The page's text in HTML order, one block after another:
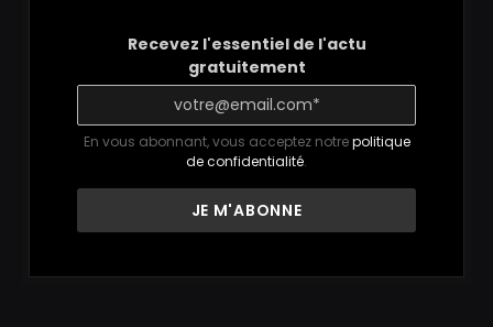
Recevez l'essentiel de l'actu
gratuitement
En vous abonnant, vous acceptez notrepolitique
de confidentialité.